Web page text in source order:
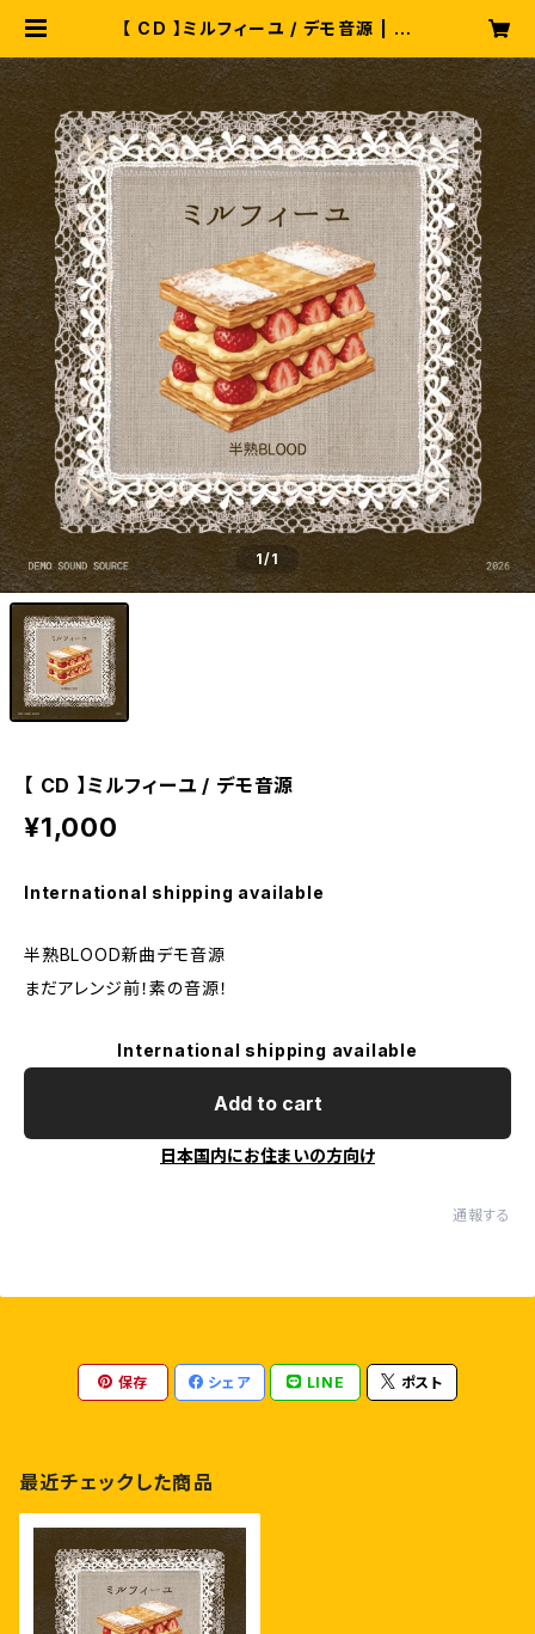
【 CD 】ミルフィーユ / デモ音源 | 半
1/1
【 CD 】ミルフィーユ / デモ音源
¥1,000
International shipping available
半熟BLOOD新曲デモ音源
まだアレンジ前！素の音源！
International shipping available
Add to cart
日本国内にお住まいの方向け
通報する
保存 シェア LINE ポスト
最近チェックした商品